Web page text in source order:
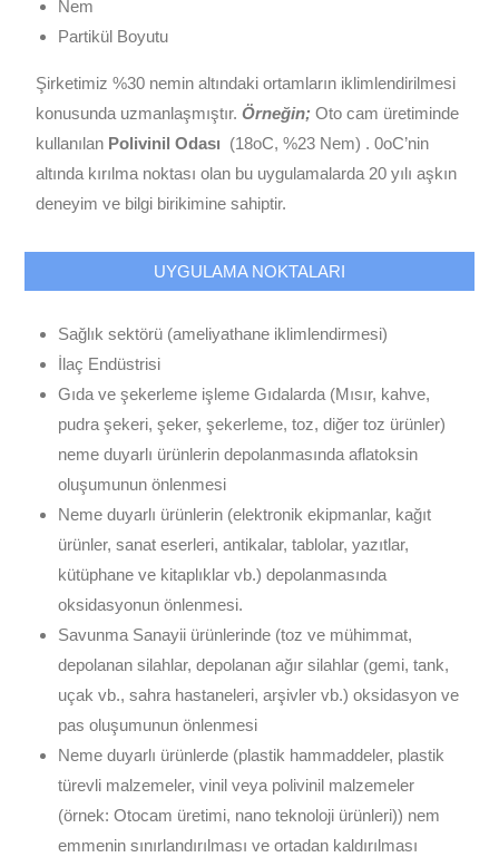
Nem
Partikül Boyutu
Şirketimiz %30 nemin altındaki ortamların iklimlendirilmesi
konusunda uzmanlaşmıştır.Örneğin; Oto cam üretiminde
kullanılan Polivinil Odası (18oC, %23 Nem) . 0oC’nin
altında kırılma noktası olan bu uygulamalarda 20 yılı aşkın
deneyim ve bilgi birikimine sahiptir.
UYGULAMA NOKTALARI
Sağlık sektörü (ameliyathane iklimlendirmesi)
İlaç Endüstrisi
Gıda ve şekerleme işleme Gıdalarda (Mısır, kahve,
pudra şekeri, şeker, şekerleme, toz, diğer toz ürünler)
neme duyarlı ürünlerin depolanmasında aflatoksin
oluşumunun önlenmesi
Neme duyarlı ürünlerin (elektronik ekipmanlar, kağıt
ürünler, sanat eserleri, antikalar, tablolar, yazıtlar,
kütüphane ve kitaplıklar vb.) depolanmasında
oksidasyonun önlenmesi.
Savunma Sanayii ürünlerinde (toz ve mühimmat,
depolanan silahlar, depolanan ağır silahlar (gemi, tank,
uçak vb., sahra hastaneleri, arşivler vb.) oksidasyon ve
pas oluşumunun önlenmesi
Neme duyarlı ürünlerde (plastik hammaddeler, plastik
türevli malzemeler, vinil veya polivinil malzemeler
(örnek: Otocam üretimi, nano teknoloji ürünleri)) nem
emmenin sınırlandırılması ve ortadan kaldırılması